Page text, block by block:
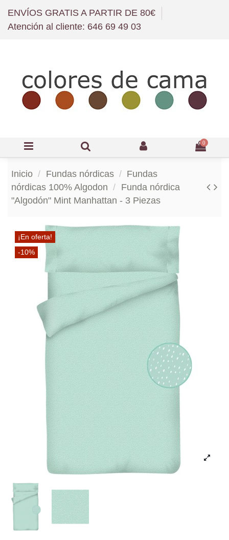
ENVÍOS GRATIS A PARTIR DE 80€
Atención al cliente: 646 69 49 03
0
Inicio Fundas nórdicas
Fundas
nórdicas 100% Algodon
Funda nórdica
"Algodón" Mint Manhattan - 3 Piezas
¡En oferta!
-10%